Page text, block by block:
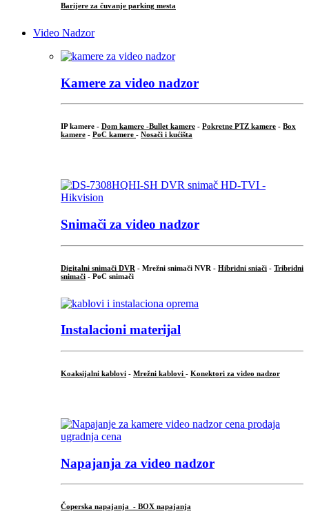
Barijere za čuvanje parking mesta
Video Nadzor
Kamere za video nadzor
IP kamere - Dom kamere -Bullet kamere - Pokretne PTZ kamere - Box
kamere - PoC kamere - Nosači i kućišta
Snimači za video nadzor
Digitalni snimači DVR - Mrežni snimači NVR - Hibridni sniači - Tribridni
snimači - PoC snimači
Instalacioni materijal
Koaksijalni kablovi - Mrežni kablovi - Konektori za video nadzor
Napajanja za video nadzor
Čoperska napajanja - BOX napajanja